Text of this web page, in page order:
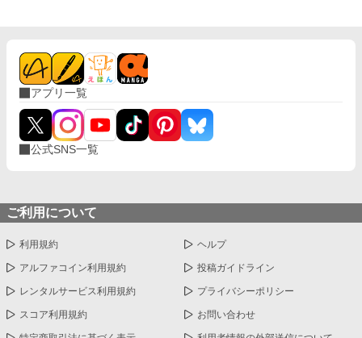
アプリ一覧
公式SNS一覧
ご利用について
利用規約 ヘルプ
アルファコイン利用規約 投稿ガイドライン
レンタルサービス利用規約 プライバシーポリシー
スコア利用規約 お問い合わせ